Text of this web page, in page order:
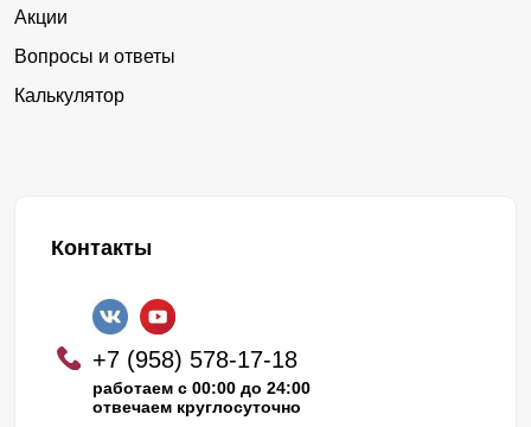
Акции
Вопросы и ответы
Калькулятор
Контакты
+7 (958) 578-17-18
работаем с 00:00 до 24:00
отвечаем круглосуточно